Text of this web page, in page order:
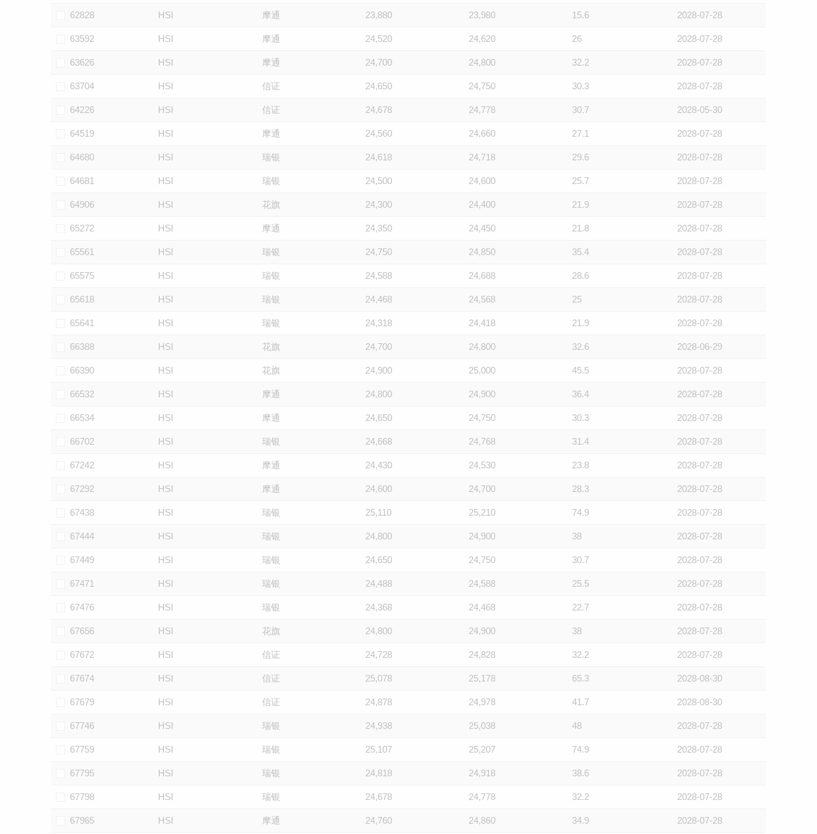
62828 HSI 摩通 23,880 23,980 15.6 2028-07-28
63592 HSI 摩通 24,520 24,620 26 2028-07-28
63626 HSI 摩通 24,700 24,800 32.2 2028-07-28
63704 HSI 信证 24,650 24,750 30.3 2028-07-28
64226 HSI 信证 24,678 24,778 30.7 2028-05-30
64519 HSI 摩通 24,560 24,660 27.1 2028-07-28
64680 HSI 瑞银 24,618 24,718 29.6 2028-07-28
64681 HSI 瑞银 24,500 24,600 25.7 2028-07-28
64906 HSI 花旗 24,300 24,400 21.9 2028-07-28
65272 HSI 摩通 24,350 24,450 21.8 2028-07-28
65561 HSI 瑞银 24,750 24,850 35.4 2028-07-28
65575 HSI 瑞银 24,588 24,688 28.6 2028-07-28
65618 HSI 瑞银 24,468 24,568 25 2028-07-28
65641 HSI 瑞银 24,318 24,418 21.9 2028-07-28
66388 HSI 花旗 24,700 24,800 32.6 2028-06-29
66390 HSI 花旗 24,900 25,000 45.5 2028-07-28
66532 HSI 摩通 24,800 24,900 36.4 2028-07-28
66534 HSI 摩通 24,650 24,750 30.3 2028-07-28
66702 HSI 瑞银 24,668 24,768 31.4 2028-07-28
67242 HSI 摩通 24,430 24,530 23.8 2028-07-28
67292 HSI 摩通 24,600 24,700 28.3 2028-07-28
67438 HSI 瑞银 25,110 25,210 74.9 2028-07-28
67444 HSI 瑞银 24,800 24,900 38 2028-07-28
67449 HSI 瑞银 24,650 24,750 30.7 2028-07-28
67471 HSI 瑞银 24,488 24,588 25.5 2028-07-28
67476 HSI 瑞银 24,368 24,468 22.7 2028-07-28
67656 HSI 花旗 24,800 24,900 38 2028-07-28
67672 HSI 信证 24,728 24,828 32.2 2028-07-28
67674 HSI 信证 25,078 25,178 65.3 2028-08-30
67679 HSI 信证 24,878 24,978 41.7 2028-08-30
67746 HSI 瑞银 24,938 25,038 48 2028-07-28
67759 HSI 瑞银 25,107 25,207 74.9 2028-07-28
67795 HSI 瑞银 24,818 24,918 38.6 2028-07-28
67798 HSI 瑞银 24,678 24,778 32.2 2028-07-28
67965 HSI 摩通 24,760 24,860 34.9 2028-07-28